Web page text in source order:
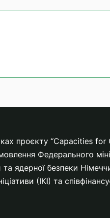
проєкту “Capacities for
Федерального
ядерної безпеки
(ІКІ) та